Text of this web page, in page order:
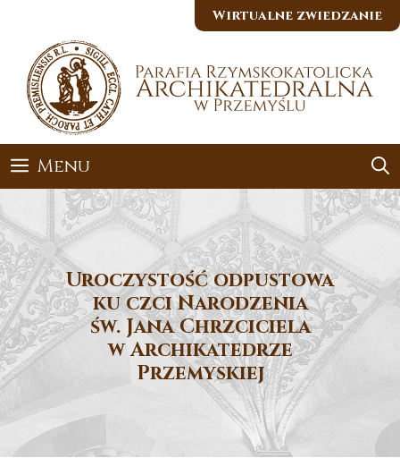
Wirtualne zwiedzanie
Menu
Uroczystość odpustowa
ku czci Narodzenia
św. Jana Chrzciciela
w Archikatedrze
Przemyskiej